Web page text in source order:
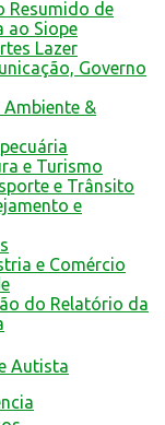
Autista
Resumido de
ao Siope
Lazer
Governo
&
e Turismo
e Trânsito
e
e Comércio
do Relatório da